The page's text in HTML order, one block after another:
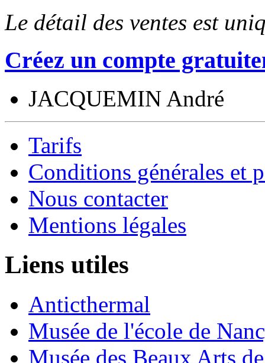
Le détail des ventes est
Créez un compte
JACQUEMIN André
Tarifs
Conditions générales et
Nous contacter
Mentions légales
Liens utiles
Anticthermal
Musée de l'école de
Musée des Beaux Arts